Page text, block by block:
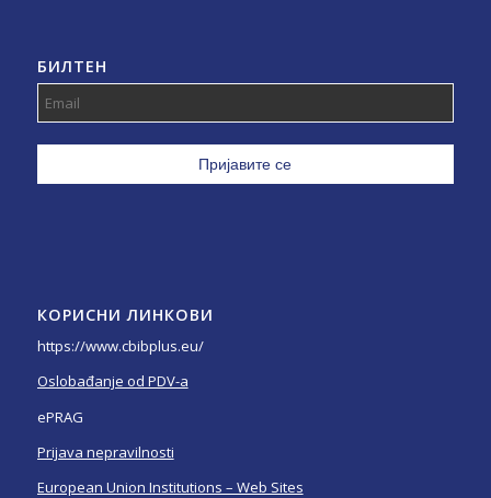
БИЛТЕН
КОРИСНИ ЛИНКОВИ
https://www.cbibplus.eu/
Oslobađanje od PDV-a
ePRAG
Prijava nepravilnosti
European Union Institutions – Web Sites